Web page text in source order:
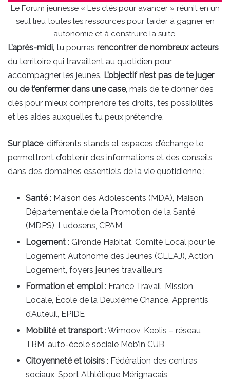
Le Forum jeunesse « Les clés pour avancer » réunit en un
seul lieu toutes les ressources pour t’aider à gagner en
autonomie et à construire la suite.
L’après-midi, tu pourras rencontrer de nombreux acteurs
du territoire qui travaillent au quotidien pour
accompagner les jeunes. L’objectif n’est pas de te juger
ou de t’enfermer dans une case, mais de te donner des
clés pour mieux comprendre tes droits, tes possibilités
et les aides auxquelles tu peux prétendre.
Sur place, différents stands et espaces d’échange te
permettront d’obtenir des informations et des conseils
dans des domaines essentiels de la vie quotidienne :
Santé: Maison des Adolescents (MDA), Maison
Départementale de la Promotion de la Santé
(MDPS), Ludosens, CPAM
Logement : Gironde Habitat, Comité Local pour le
Logement Autonome des Jeunes (CLLAJ), Action
Logement, foyers jeunes travailleurs
Formation et emploi : France Travail, Mission
Locale, École de la Deuxième Chance, Apprentis
d’Auteuil, EPIDE
Mobilité et transport : Wimoov, Keolis – réseau
TBM, auto-école sociale Mob’in CUB
Citoyenneté et loisirs : Fédération des centres
sociaux, Sport Athlétique Mérignacais,